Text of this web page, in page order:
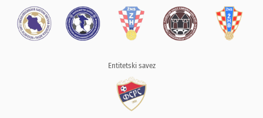
Entitetski savez